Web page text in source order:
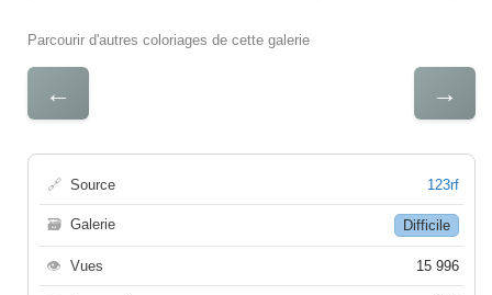
Parcourir d'autres coloriages de cette galerie
← →
🔗 Source 123rf
🗃 Galerie Difficile
👁 Vues 15 996